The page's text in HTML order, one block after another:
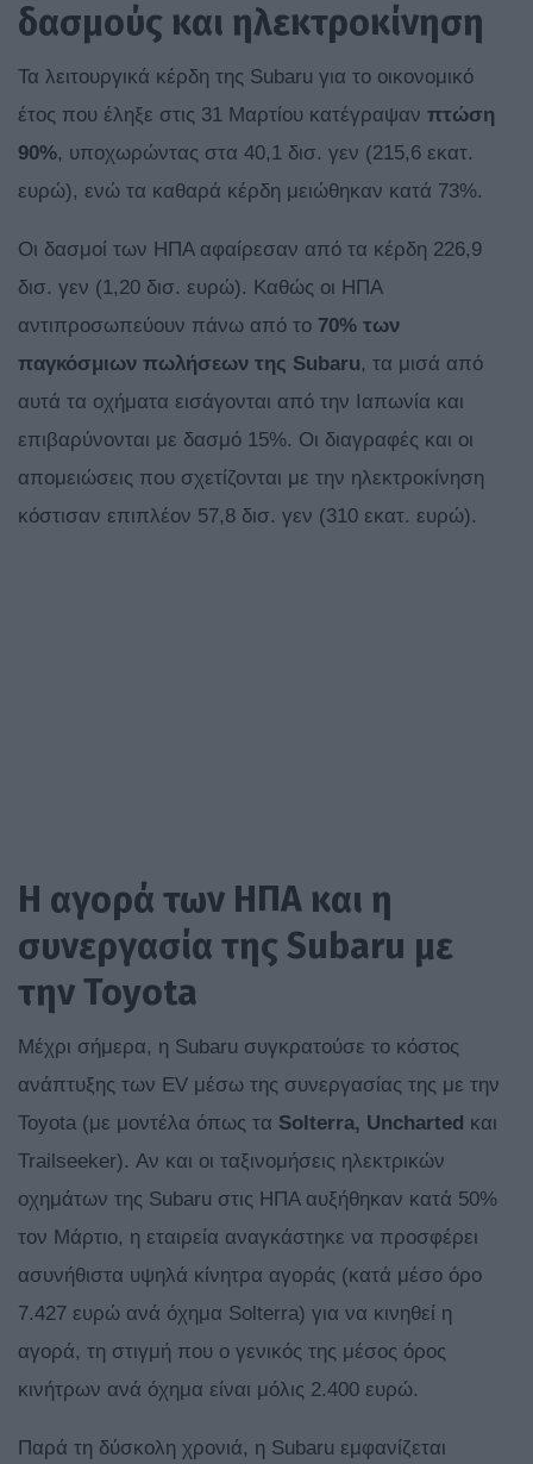
δασμούς και ηλεκτροκίνηση
Τα λειτουργικά κέρδη της Subaru για το οικονομικό
έτος που έληξε στις 31 Μαρτίου κατέγραψαν πτώση
90%, υποχωρώντας στα 40,1 δισ. γεν (215,6 εκατ.
ευρώ), ενώ τα καθαρά κέρδη μειώθηκαν κατά 73%.
Οι δασμοί των ΗΠΑ αφαίρεσαν από τα κέρδη 226,9
δισ. γεν (1,20 δισ. ευρώ). Καθώς οι ΗΠΑ
αντιπροσωπεύουν πάνω από το 70% των
παγκόσμιων πωλήσεων της Subaru, τα μισά από
αυτά τα οχήματα εισάγονται από την Ιαπωνία και
επιβαρύνονται με δασμό 15%. Οι διαγραφές και οι
απομειώσεις που σχετίζονται με την ηλεκτροκίνηση
κόστισαν επιπλέον 57,8 δισ. γεν (310 εκατ. ευρώ).
Η αγορά των ΗΠΑ και η
συνεργασία της Subaru με
την Toyota
Μέχρι σήμερα, η Subaru συγκρατούσε το κόστος
ανάπτυξης των EV μέσω της συνεργασίας της με την
Toyota (με μοντέλα όπως τα Solterra, Uncharted και
Trailseeker). Αν και οι ταξινομήσεις ηλεκτρικών
οχημάτων της Subaru στις ΗΠΑ αυξήθηκαν κατά 50%
τον Μάρτιο, η εταιρεία αναγκάστηκε να προσφέρει
ασυνήθιστα υψηλά κίνητρα αγοράς (κατά μέσο όρο
7.427 ευρώ ανά όχημα Solterra) για να κινηθεί η
αγορά, τη στιγμή που ο γενικός της μέσος όρος
κινήτρων ανά όχημα είναι μόλις 2.400 ευρώ.
Παρά τη δύσκολη χρονιά, η Subaru εμφανίζεται